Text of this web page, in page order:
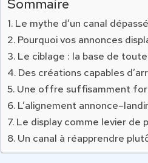
Sommaire
Le mythe d’un canal dépassé
Pourquoi vos annonces
Le ciblage : la base de
Des créations capables
Une offre suffisamment
L’alignement
Le display comme levier de
Un canal à réapprendre